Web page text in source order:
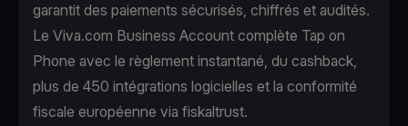
garantit des paiements sécurisés, chiffrés et audités.
Le Viva.com Business Account complète Tap on
Phone avec le règlement instantané, du cashback,
plus de 450 intégrations logicielles et la conformité
fiscale européenne via fiskaltrust.